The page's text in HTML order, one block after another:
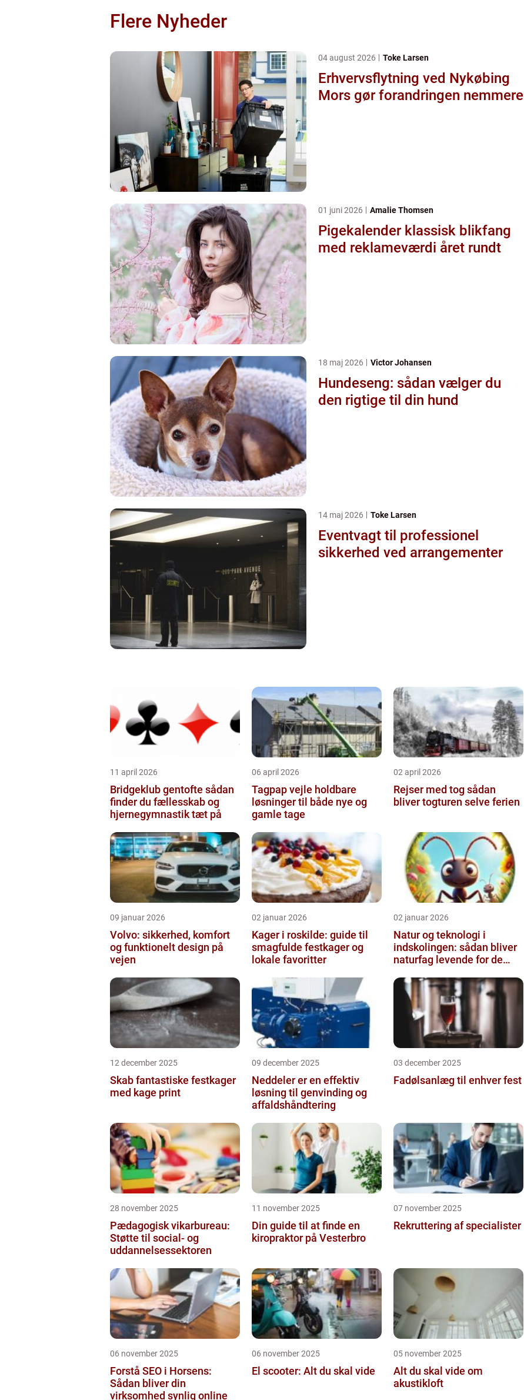
Flere Nyheder
04 august 2026 Toke Larsen
Erhvervsflytning ved Nykøbing
Mors gør forandringen nemmere
01 juni 2026 Amalie Thomsen
Pigekalender klassisk blikfang
med reklameværdi året rundt
18 maj 2026 Victor Johansen
Hundeseng: sådan vælger du
den rigtige til din hund
14 maj 2026 Toke Larsen
Eventvagt til professionel
sikkerhed ved arrangementer
11 april 2026
Bridgeklub gentofte sådan
finder du fællesskab og
hjernegymnastik tæt på
06 april 2026
Tagpap vejle holdbare
løsninger til både nye og
gamle tage
02 april 2026
Rejser med tog sådan
bliver togturen selve ferien
09 januar 2026
Volvo: sikkerhed, komfort
og funktionelt design på
vejen
02 januar 2026
Kager i roskilde: guide til
smagfulde festkager og
lokale favoritter
02 januar 2026
Natur og teknologi i
indskolingen: sådan bliver
naturfag levende for de
12 december 2025
Skab fantastiske festkager
med kage print
09 december 2025
Neddeler er en effektiv
løsning til genvinding og
affaldshåndtering
03 december 2025
Fadølsanlæg til enhver fest
28 november 2025
Pædagogisk vikarbureau:
Støtte til social- og
uddannelsessektoren
11 november 2025
Din guide til at finde en
kiropraktor på Vesterbro
07 november 2025
Rekruttering af specialister
06 november 2025
Forstå SEO i Horsens:
Sådan bliver din
virksomhed synlig online
06 november 2025
El scooter: Alt du skal vide
05 november 2025
Alt du skal vide om
akustikloft